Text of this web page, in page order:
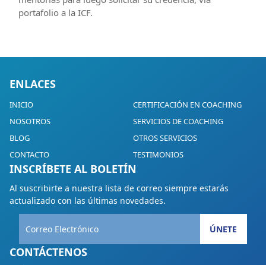
portafolio a la ICF.
ENLACES
INICIO
NOSOTROS
BLOG
CONTACTO
CERTIFICACIÓN EN COACHING
SERVICIOS DE COACHING
OTROS SERVICIOS
TESTIMONIOS
INSCRÍBETE AL BOLETÍN
Al suscribirte a nuestra lista de correo siempre estarás
actualizado con las últimas novedades.
ÚNETE
CONTÁCTENOS